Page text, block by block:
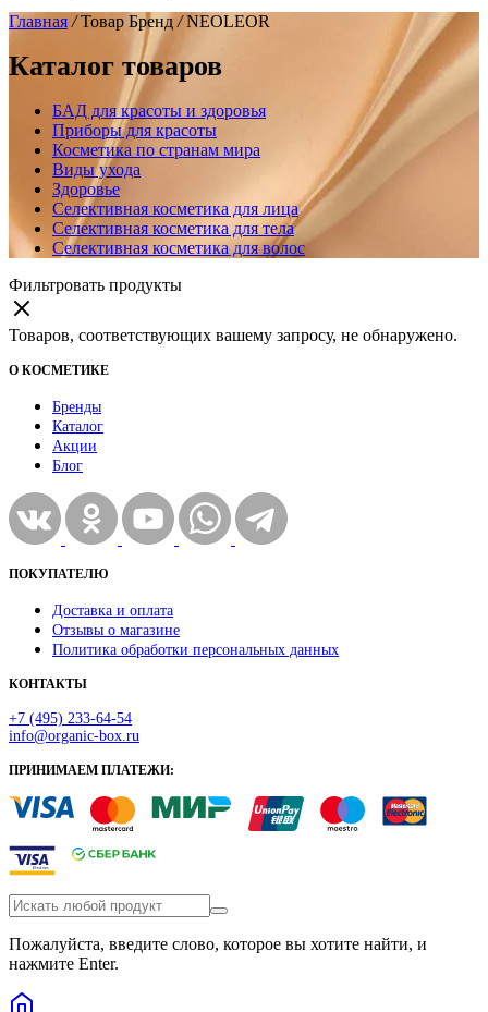
Главная /Товар Бренд /NEOLEOR
Каталог товаров
БАД для красоты и здоровья
Приборы для красоты
Косметика по странам мира
Виды ухода
Здоровье
Селективная косметика для лица
Селективная косметика для тела
Селективная косметика для волос
Фильтровать продукты
Товаров, соответствующих вашему запросу, не обнаружено.
О КОСМЕТИКЕ
Бренды
Каталог
Акции
Блог
ПОКУПАТЕЛЮ
Доставка и оплата
Отзывы о магазине
Политика обработки персональных данных
КОНТАКТЫ
+7 (495) 233-64-54
info@organic-box.ru
ПРИНИМАЕМ ПЛАТЕЖИ:
Пожалуйста, введите слово, которое вы хотите найти, и
нажмите Enter.